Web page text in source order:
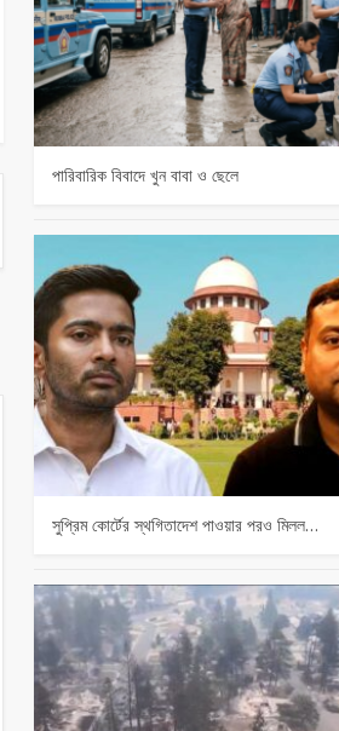
পারিবারিক বিবাদে খুন বাবা ও ছেলে
সুপ্রিম কোর্টের স্থগিতাদেশ পাওয়ার পর‌ও মিলল…